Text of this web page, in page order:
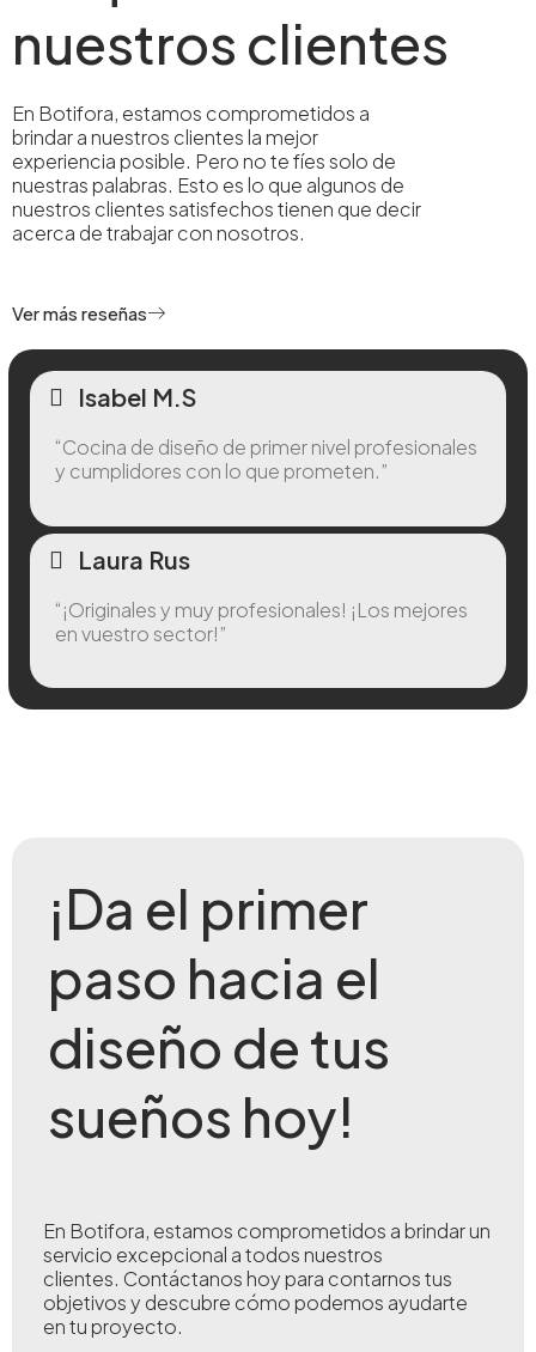
nuestros clientes
En Botifora, estamos comprometidos a
brindar a nuestros clientes la mejor
experiencia posible. Pero no te fíes solo de
nuestras palabras. Esto es lo que algunos de
nuestros clientes satisfechos tienen que decir
acerca de trabajar con nosotros.
Ver más reseñas
Isabel M.S
“Cocina de diseño de primer nivel profesionales
y cumplidores con lo que prometen.”
Laura Rus
“¡Originales y muy profesionales! ¡Los mejores
en vuestro sector!”
¡Da el primer
paso hacia el
diseño de tus
sueños hoy!
En Botifora, estamos comprometidos a brindar un
servicio excepcional a todos nuestros
clientes. Contáctanos hoy para contarnos tus
objetivos y descubre cómo podemos ayudarte
en tu proyecto.